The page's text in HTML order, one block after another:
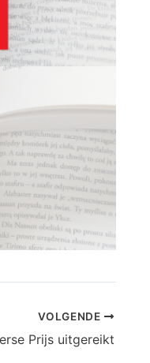
VOLGENDE
Prijs uitgereikt